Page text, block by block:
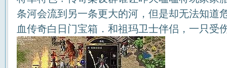
条河会流到另一条更大的河，但是却无法知道
血传奇白日门宝箱．和祖玛卫士伴侣，一只受